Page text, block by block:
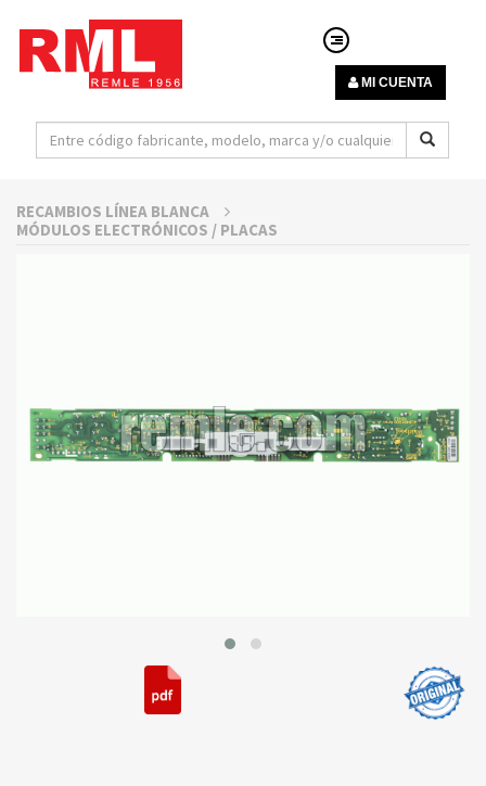
MI CUENTA
RECAMBIOS LÍNEA BLANCA
MÓDULOS ELECTRÓNICOS / PLACAS